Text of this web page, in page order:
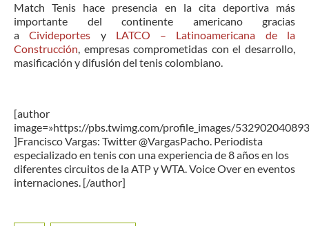
Match Tenis hace presencia en la cita deportiva más
importante del continente americano gracias
aCivideportes y LATCO – Latinoamericana de la
Construcción, empresas comprometidas con el desarrollo,
masificación y difusión del tenis colombiano.
[author
image=»https://pbs.twimg.com/profile_images/
]Francisco Vargas: Twitter @VargasPacho. Periodista
especializado en tenis con una experiencia de 8 años en los
diferentes circuitos de la ATP y WTA. Voice Over en eventos
internaciones. [/author]